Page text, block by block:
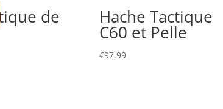
de Hache Tactique
C60 et Pelle
€97.99